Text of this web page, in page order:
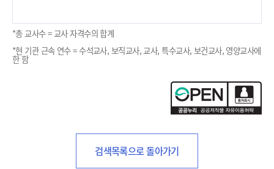
*총 교사수 = 교사 자격수의 합계
*현 기관 근속 연수 = 수석교사, 보직교사, 교사, 특수교사, 보건교사, 영양교사에
한 함
검색목록으로 돌아가기